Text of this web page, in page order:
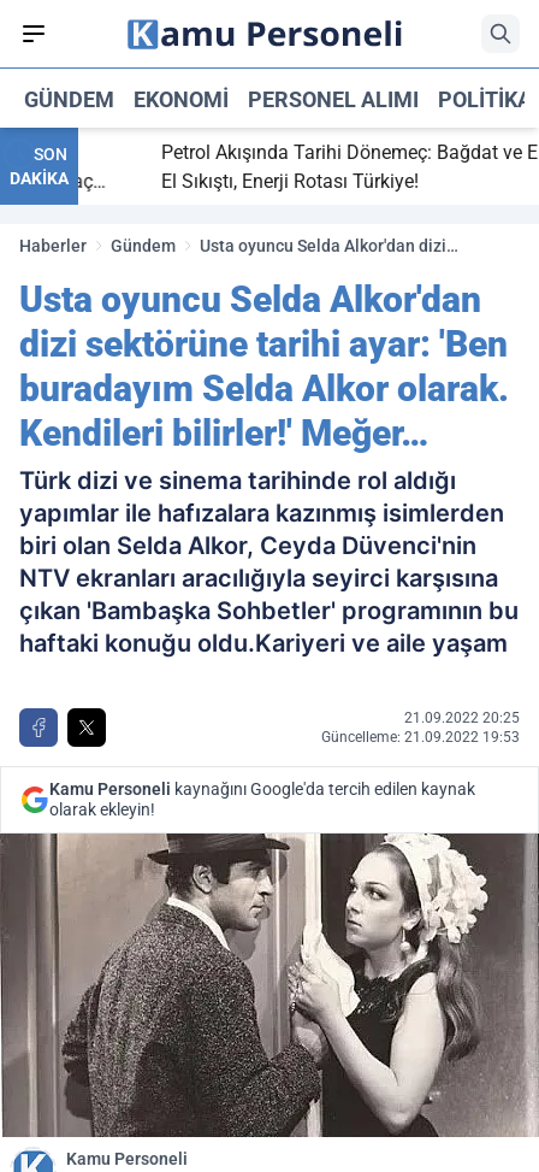
GÜNDEM EKONOMI PERSONEL ALIMI POLITIKA
SON
DAKİKA
bitti,
maç
Petrol Akışında Tarihi Dönemeç: Bağdat ve Erbil
El Sıkıştı, Enerji Rotası Türkiye!
Haberler Gündem
Usta oyuncu Selda Alkor'dan dizi
Selda Alkor olarak. Kendileri bilirler!'
Meğer…
Usta oyuncu Selda Alkor'dan
dizi sektörüne tarihi ayar: 'Ben
buradayım Selda Alkor olarak.
Kendileri bilirler!' Meğer…
Türk dizi ve sinema tarihinde rol aldığı
yapımlar ile hafızalara kazınmış isimlerden
biri olan Selda Alkor, Ceyda Düvenci'nin
NTV ekranları aracılığıyla seyirci karşısına
çıkan 'Bambaşka Sohbetler' programının bu
haftaki konuğu oldu.Kariyeri ve aile yaşam
21.09.2022 20:25
Güncelleme: 21.09.2022 19:53
Kamu Personeli kaynağını Google'da tercih edilen kaynak
olarak ekleyin!
Kamu Personeli